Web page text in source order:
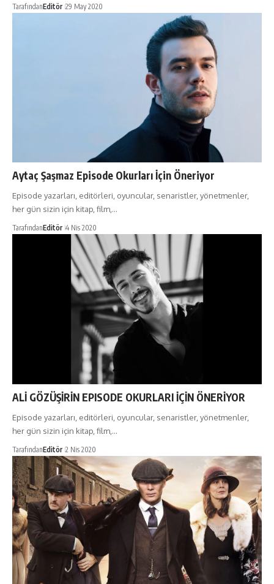
TarafındanEditör 29 May 2020
Aytaç Şaşmaz Episode Okurları İçin Öneriyor
Episode yazarları, editörleri, oyuncular, senaristler, yönetmenler,
her gün sizin için kitap, film,…
TarafındanEditör 4 Nis 2020
ALİ GÖZÜŞİRİN EPISODE OKURLARI İÇİN ÖNERİYOR
Episode yazarları, editörleri, oyuncular, senaristler, yönetmenler,
her gün sizin için kitap, film,…
TarafındanEditör 2 Nis 2020